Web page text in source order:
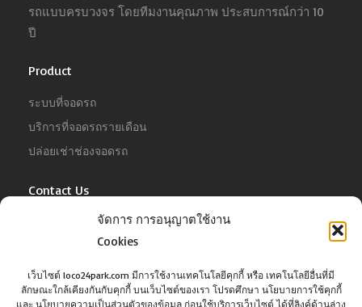
จัดการ การอนุญาตใช้งาน
Cookies
เว็บไซต์ loco24park.com มีการใช้งานเทคโนโลยีคุกกี้ หรือ เทคโนโลยีอื่นที่มี
ลักษณะใกล้เคียงกันกับคุกกี้ บนเว็บไซต์ของเรา โปรดศึกษา นโยบายการใช้คุกกี้
และ นโยบายความเป็นส่วนตัวของข้อมูล ก่อนใช้บริการเว็บไซต์ ได้ที่ลิงค์ด้านล่าง
รถแบบครบวงจร โดยทีมงานคุณภาพ ประสบการณ์กว่า 10
ปี
Product
ระบบที่จอดรถ
บริการที่จอดรถรายเดือน
ปล่อยเช่าช่องจอดรถ
Contact Us
02-022-4680
For Customer